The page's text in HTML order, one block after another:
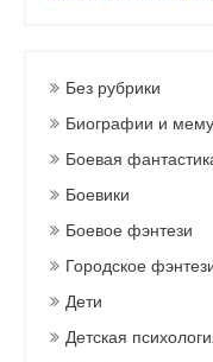
Без рубрики
Биографии и
Боевая
Боевики
Боевое фэнтези
Городское
Дети
Детская